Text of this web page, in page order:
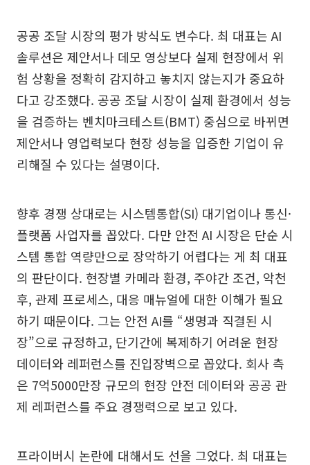
공공 조달 시장의 평가 방식도 변수다. 최 대표는 AI
솔루션은 제안서나 데모 영상보다 실제 현장에서 위
험 상황을 정확히 감지하고 놓치지 않는지가 중요하
다고 강조했다. 공공 조달 시장이 실제 환경에서 성능
을 검증하는 벤치마크테스트(BMT) 중심으로 바뀌면
제안서나 영업력보다 현장 성능을 입증한 기업이 유
리해질 수 있다는 설명이다.
향후 경쟁 상대로는 시스템통합(SI) 대기업이나 통신·
플랫폼 사업자를 꼽았다. 다만 안전 AI 시장은 단순 시
스템 통합 역량만으로 장악하기 어렵다는 게 최 대표
의 판단이다. 현장별 카메라 환경, 주야간 조건, 악천
후, 관제 프로세스, 대응 매뉴얼에 대한 이해가 필요
하기 때문이다. 그는 안전 AI를 “생명과 직결된 시
장”으로 규정하고, 단기간에 복제하기 어려운 현장
데이터와 레퍼런스를 진입장벽으로 꼽았다. 회사 측
은 7억5000만장 규모의 현장 안전 데이터와 공공 관
제 레퍼런스를 주요 경쟁력으로 보고 있다.
프라이버시 논란에 대해서도 선을 그었다. 최 대표는